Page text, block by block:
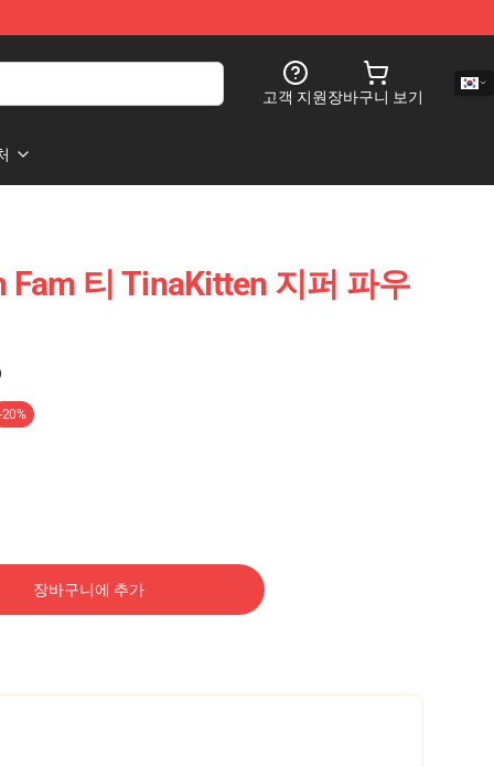
고객 지원장바구니 보기
티 TinaKitten 지퍼 파우
-20%
장바구니에 추가